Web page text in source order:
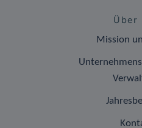
Über
Mission